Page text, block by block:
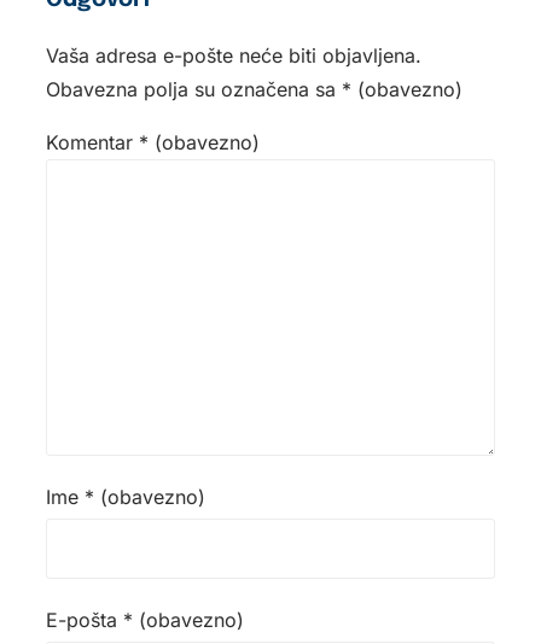
Vaša adresa e-pošte neće biti objavljena.
Obavezna polja su označena sa * (obavezno)
Komentar * (obavezno)
Ime * (obavezno)
E-pošta * (obavezno)